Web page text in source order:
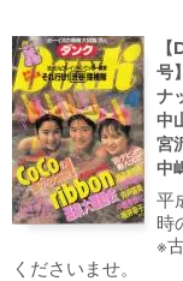
号
ナ
中
宮
中
平
時
※
くださいませ。